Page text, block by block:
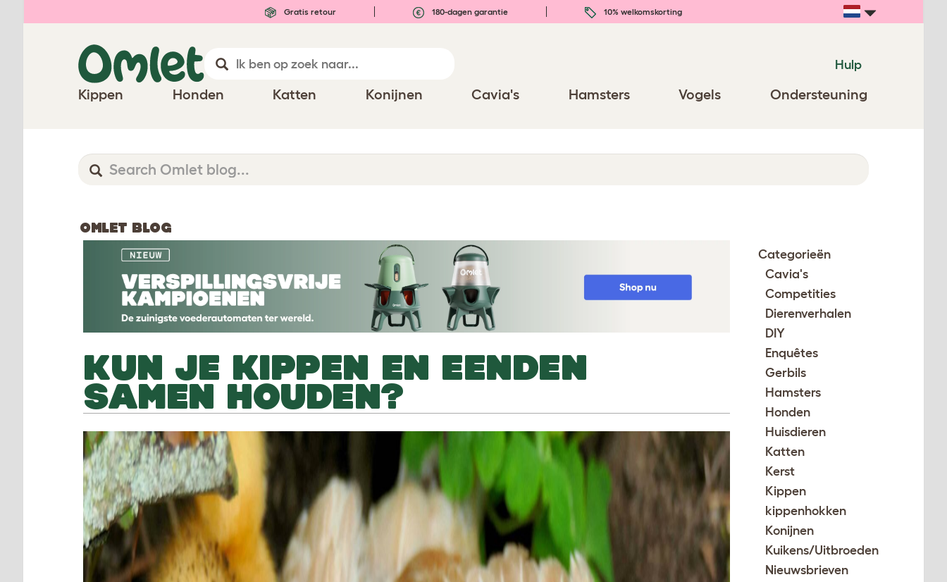
Gratis retour 180-dagen garantie 10% welkomskorting
Hulp
Kippen Honden Katten Konijnen Cavia's Hamsters Vogels Ondersteuning
OMLET BLOG
KUN JE KIPPEN EN EENDEN
SAMEN HOUDEN?
Categorieën
Cavia's
Competities
Dierenverhalen
DIY
Enquêtes
Gerbils
Hamsters
Honden
Huisdieren
Katten
Kerst
Kippen
kippenhokken
Konijnen
Kuikens/Uitbroeden
Nieuwsbrieven